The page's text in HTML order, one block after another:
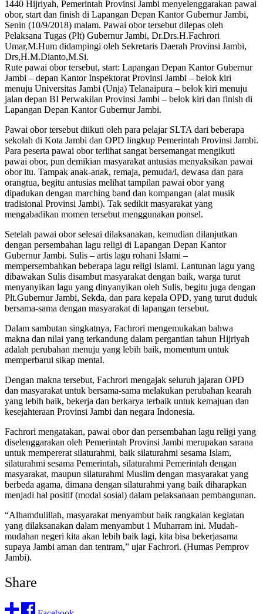
1440 Hijriyah, Pemerintah Provinsi Jambi menyelenggarakan pawai
obor, start dan finish di Lapangan Depan Kantor Gubernur Jambi,
Senin (10/9/2018) malam. Pawai obor tersebut dilepas oleh
Pelaksana Tugas (Plt) Gubernur Jambi, Dr.Drs.H.Fachrori
Umar,M.Hum didampingi oleh Sekretaris Daerah Provinsi Jambi,
Drs,H.M.Dianto,M.Si.
Rute pawai obor tersebut, start: Lapangan Depan Kantor Gubernur
Jambi – depan Kantor Inspektorat Provinsi Jambi – belok kiri
menuju Universitas Jambi (Unja) Telanaipura – belok kiri menuju
jalan depan BI Perwakilan Provinsi Jambi – belok kiri dan finish di
Lapangan Depan Kantor Gubernur Jambi.
Pawai obor tersebut diikuti oleh para pelajar SLTA dari beberapa
sekolah di Kota Jambi dan OPD lingkup Pemerintah Provinsi Jambi.
Para peserta pawai obor terlihat sangat bersemangat mengikuti
pawai obor, pun demikian masyarakat antusias menyaksikan pawai
obor itu. Tampak anak-anak, remaja, pemuda/i, dewasa dan para
orangtua, begitu antusias melihat tampilan pawai obor yang
dipadukan dengan marching band dan kompangan (alat musik
tradisional Provinsi Jambi). Tak sedikit masyarakat yang
mengabadikan momen tersebut menggunakan ponsel.
Setelah pawai obor selesai dilaksanakan, kemudian dilanjutkan
dengan persembahan lagu religi di Lapangan Depan Kantor
Gubernur Jambi. Sulis – artis lagu rohani Islami –
mempersembahkan beberapa lagu religi Islami. Lantunan lagu yang
dibawakan Sulis disambut masyarakat dengan baik, warga turut
menyanyikan lagu yang dinyanyikan oleh Sulis, begitu juga dengan
Plt.Gubernur Jambi, Sekda, dan para kepala OPD, yang turut duduk
bersama-sama dengan masyarakat di lapangan tersebut.
Dalam sambutan singkatnya, Fachrori mengemukakan bahwa
makna dan nilai yang terkandung dalam pergantian tahun Hijriyah
adalah perubahan menuju yang lebih baik, momentum untuk
memperbarui sikap mental.
Dengan makna tersebut, Fachrori mengajak seluruh jajaran OPD
dan masyarakat untuk bersama-sama melakukan perubahan kearah
yang lebih baik, bekerja dan berkarya terbaik untuk kemajuan dan
kesejahteraan Provinsi Jambi dan negara Indonesia.
Fachrori mengatakan, pawai obor dan persembahan lagu religi yang
diselenggarakan oleh Pemerintah Provinsi Jambi merupakan sarana
untuk mempererat silaturahmi, baik silaturahmi sesama Islam,
silaturahmi sesama Pemerintah, silaturahmi Pemerintah dengan
masyarakat, maupun silaturahmi Muslim dengan masyarakat yang
berbeda agama, dimana dengan silaturahmi yang baik diharapkan
menjadi hal positif (modal sosial) dalam pelaksanaan pembangunan.
“Alhamdulillah, masyarakat menyambut baik rangkaian kegiatan
yang dilaksanakan dalam menyambut 1 Muharram ini. Mudah-
mudahan negeri kita akan lebih baik lagi, kita bisa bekerjasama
supaya Jambi aman dan tentram,” ujar Fachrori. (Humas Pemprov
Jambi).
Share